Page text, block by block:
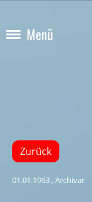
Menü
Zurück
01.01.1963 , Archivar